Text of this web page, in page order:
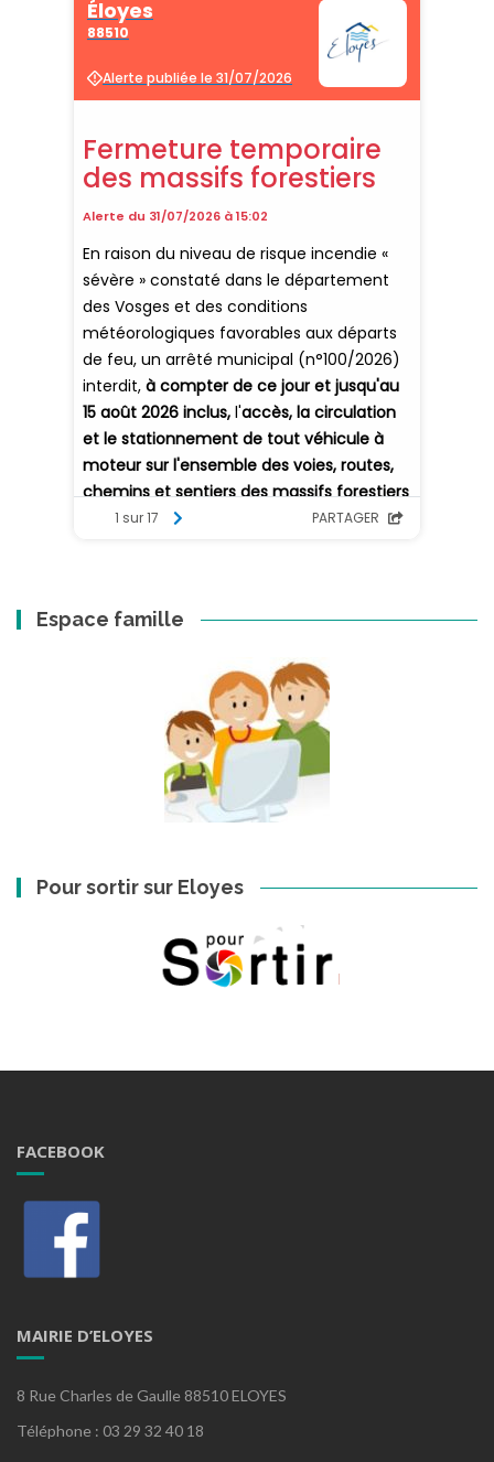
Espace famille
Pour sortir sur Eloyes
FACEBOOK
MAIRIE D’ELOYES
8 Rue Charles de Gaulle 88510 ELOYES
Téléphone : 03 29 32 40 18